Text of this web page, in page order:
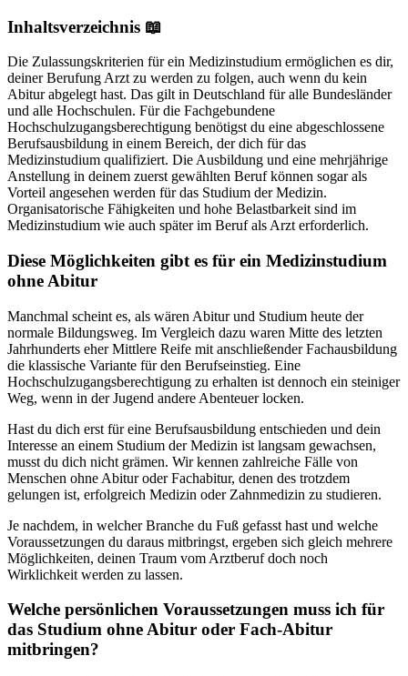
Inhaltsverzeichnis 📖
Die Zulassungskriterien für ein Medizinstudium ermöglichen es dir,
deiner Berufung Arzt zu werden zu folgen, auch wenn du kein
Abitur abgelegt hast. Das gilt in Deutschland für alle Bundesländer
und alle Hochschulen. Für die Fachgebundene
Hochschulzugangsberechtigung benötigst du eine abgeschlossene
Berufsausbildung in einem Bereich, der dich für das
Medizinstudium qualifiziert. Die Ausbildung und eine mehrjährige
Anstellung in deinem zuerst gewählten Beruf können sogar als
Vorteil angesehen werden für das Studium der Medizin.
Organisatorische Fähigkeiten und hohe Belastbarkeit sind im
Medizinstudium wie auch später im Beruf als Arzt erforderlich.
Diese Möglichkeiten gibt es für ein Medizinstudium
ohne Abitur
Manchmal scheint es, als wären Abitur und Studium heute der
normale Bildungsweg. Im Vergleich dazu waren Mitte des letzten
Jahrhunderts eher Mittlere Reife mit anschließender Fachausbildung
die klassische Variante für den Berufseinstieg. Eine
Hochschulzugangsberechtigung zu erhalten ist dennoch ein steiniger
Weg, wenn in der Jugend andere Abenteuer locken.
Hast du dich erst für eine Berufsausbildung entschieden und dein
Interesse an einem Studium der Medizin ist langsam gewachsen,
musst du dich nicht grämen. Wir kennen zahlreiche Fälle von
Menschen ohne Abitur oder Fachabitur, denen des trotzdem
gelungen ist, erfolgreich Medizin oder Zahnmedizin zu studieren.
Je nachdem, in welcher Branche du Fuß gefasst hast und welche
Voraussetzungen du daraus mitbringst, ergeben sich gleich mehrere
Möglichkeiten, deinen Traum vom Arztberuf doch noch
Wirklichkeit werden zu lassen.
Welche persönlichen Voraussetzungen muss ich für
das Studium ohne Abitur oder Fach-Abitur
mitbringen?